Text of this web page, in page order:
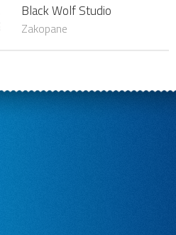
Black Wolf Studio
Zakopane